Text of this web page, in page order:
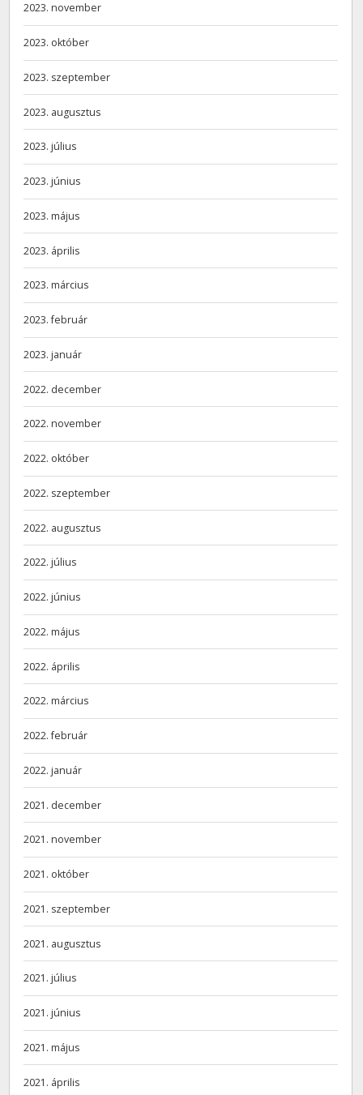
2023. november
2023. október
2023. szeptember
2023. augusztus
2023. július
2023. június
2023. május
2023. április
2023. március
2023. február
2023. január
2022. december
2022. november
2022. október
2022. szeptember
2022. augusztus
2022. július
2022. június
2022. május
2022. április
2022. március
2022. február
2022. január
2021. december
2021. november
2021. október
2021. szeptember
2021. augusztus
2021. július
2021. június
2021. május
2021. április